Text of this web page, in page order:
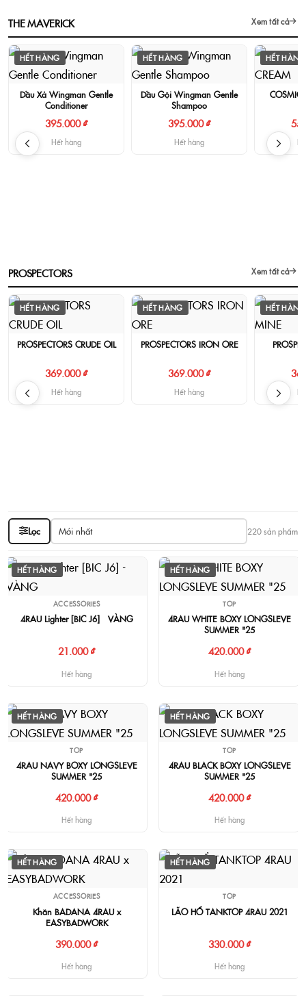
THE MAVERICK Xem tất cả
HẾT HÀNG
Dầu Xả Wingman Gentle
Conditioner
395.000 ₫
Hết hàng
HẾT HÀNG
Dầu Gội Wingman Gentle
Shampoo
395.000 ₫
Hết hàng
HẾT HÀNG
COSMIC
PROSPECTORS Xem tất cả
HẾT HÀNG
PROSPECTORS CRUDE OIL
369.000 ₫
Hết hàng
HẾT HÀNG
PROSPECTORS IRON ORE
369.000 ₫
Hết hàng
HẾT HÀNG
Lọc 220 sản phẩm
HẾT HÀNG
ACCESSORIES
4RAU Lighter [BIC J6] - VÀNG
21.000 ₫
Hết hàng
HẾT HÀNG
TOP
4RAU WHITE BOXY LONGSLEVE
SUMMER "25
420.000 ₫
Hết hàng
HẾT HÀNG
TOP
4RAU NAVY BOXY LONGSLEVE
SUMMER "25
420.000 ₫
Hết hàng
HẾT HÀNG
TOP
4RAU BLACK BOXY LONGSLEVE
SUMMER "25
420.000 ₫
Hết hàng
HẾT HÀNG
ACCESSORIES
Khăn BADANA 4RAU x
EASYBADWORK
390.000 ₫
Hết hàng
HẾT HÀNG
TOP
LÃO HỔ TANKTOP 4RAU 2021
330.000 ₫
Hết hàng